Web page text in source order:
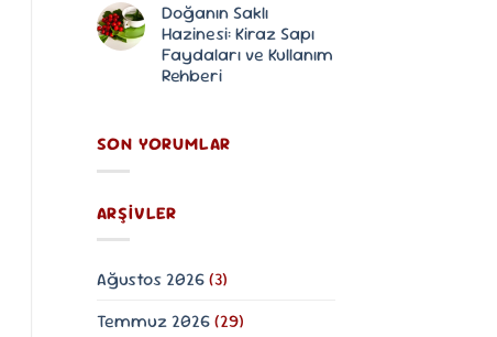
Bakımındaki
Yeri
Doğanın
Kadim
Mirası:
Kırkkilit
Otu
ve
Doğanın Saklı
Hazinesi: Kiraz Sapı
Faydaları ve Kullanım
Rehberi
Saklı
Hazinesi:
ve
SON YORUMLAR
ARŞIVLER
Ağustos 2026(3)
Temmuz 2026(29)